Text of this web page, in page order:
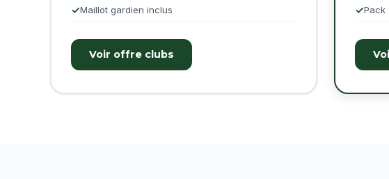
Maillot gardien inclus
Voir offre clubs
Pack